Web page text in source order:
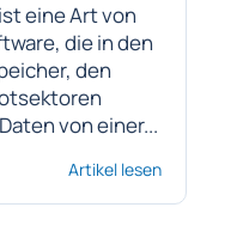
eine Art von
die in den
den
von einer...
Artikel lesen